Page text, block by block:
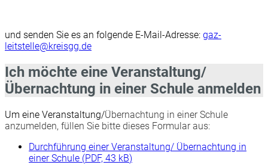
und senden Sie es an folgende E-Mail-Adresse: gaz-
leitstelle@kreisgg.de
Ich möchte eine Veranstaltung/
Übernachtung in einer Schule anmelden
Um eine Veranstaltung/Übernachtung in einer Schule
anzumelden, füllen Sie bitte dieses Formular aus:
Durchführung einer Veranstaltung/ Übernachtung in
einer Schule (PDF, 43 kB)